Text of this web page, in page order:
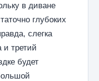
в диване
глубоких
слегка
и третий
будет